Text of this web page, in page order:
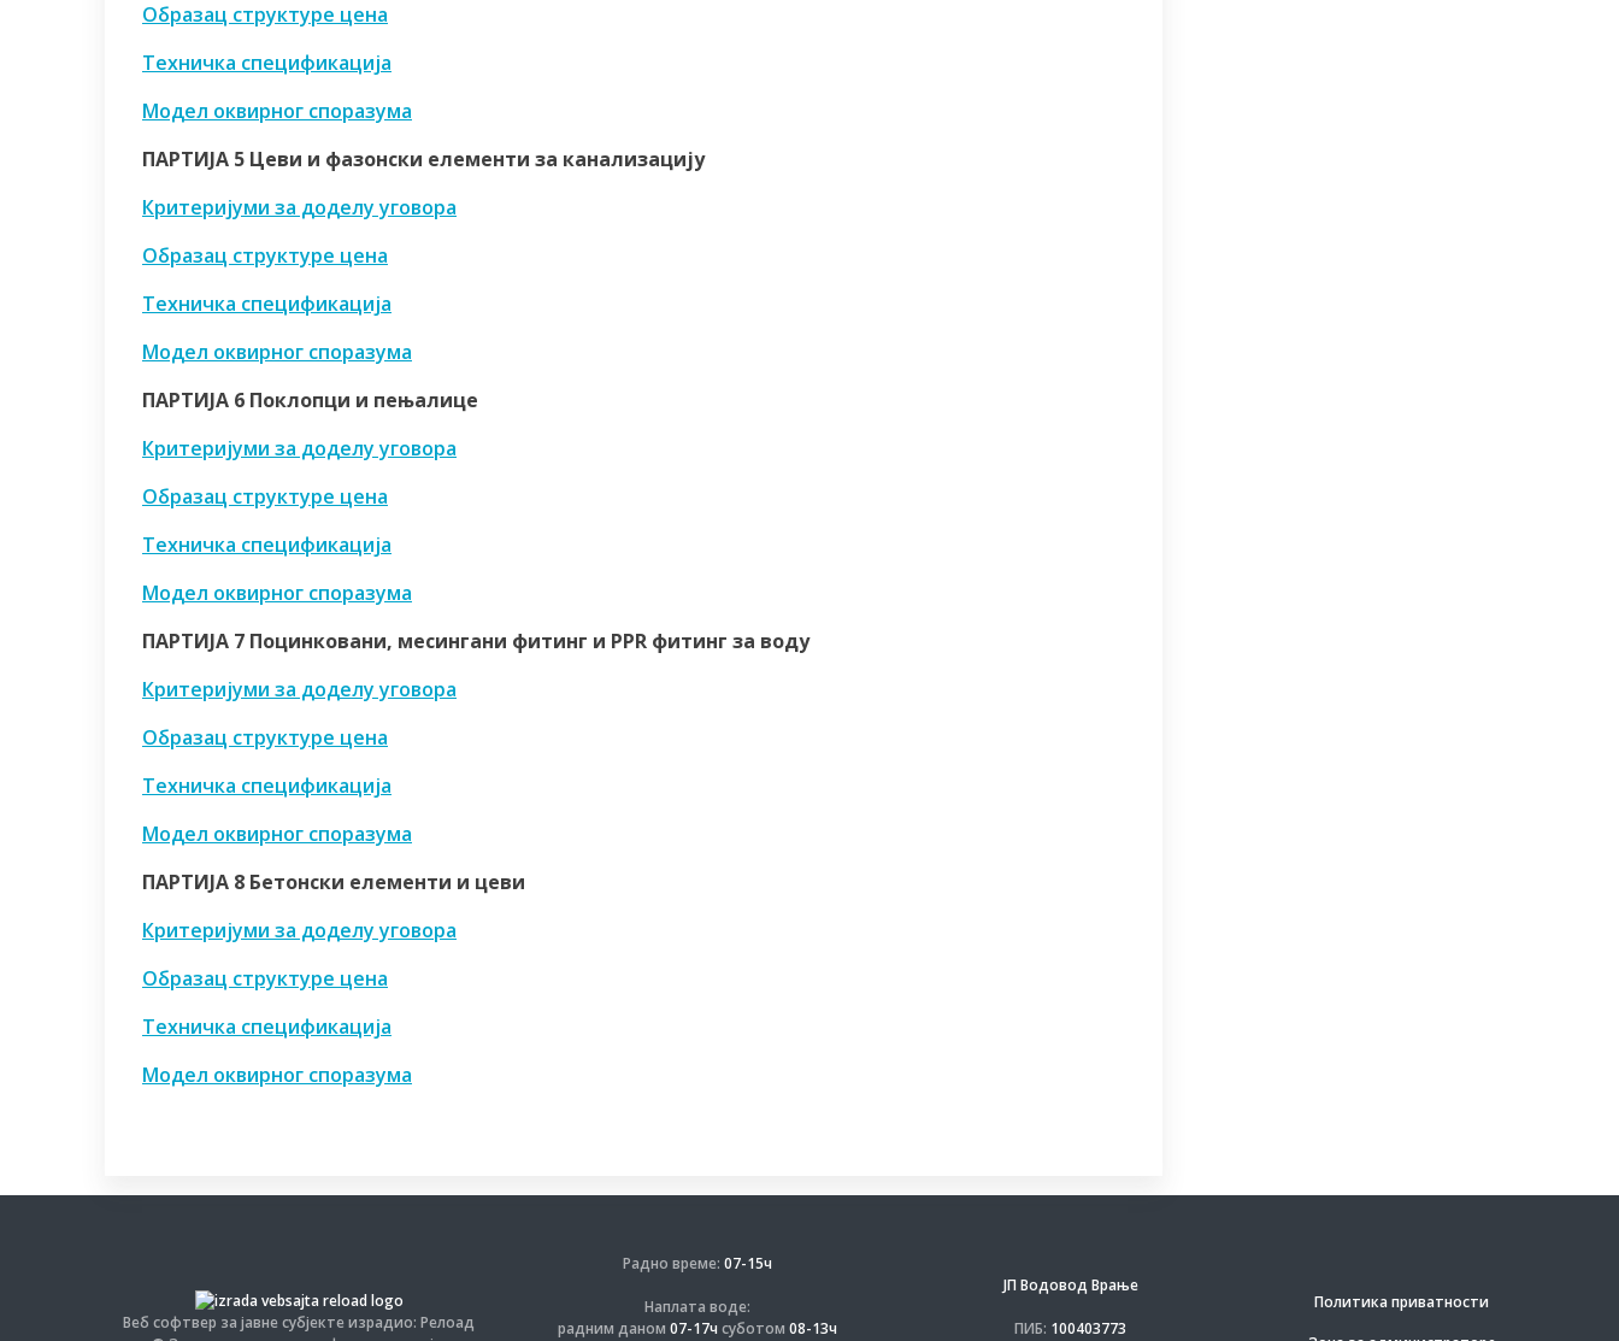
Образац структуре цена
Техничка спецификација
Модел оквирног споразума
ПАРТИЈА 5 Цеви и фазонски елементи за канализацију
Критеријуми за доделу уговора
Образац структуре цена
Техничка спецификација
Модел оквирног споразума
ПАРТИЈА 6 Поклопци и пењалице
Критеријуми за доделу уговора
Образац структуре цена
Техничка спецификација
Модел оквирног споразума
ПАРТИЈА 7 Поцинковани, месингани фитинг и PPR фитинг за воду
Критеријуми за доделу уговора
Образац структуре цена
Техничка спецификација
Модел оквирног споразума
ПАРТИЈА 8 Бетонски елементи и цеви
Критеријуми за доделу уговора
Образац структуре цена
Техничка спецификација
Модел оквирног споразума
Политика приватности
Радно време: 07-15ч
Наплата воде:
радним даном 07-17ч суботом 08-13ч
ЈП Водовод Врање
ПИБ: 100403773
Веб софтвер за јавне субјекте израдио: Релоад